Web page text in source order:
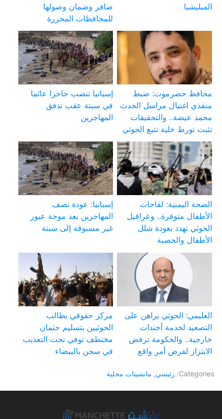
الميليشيا
صافر وضمان وصولها
للمحافظات المحررة
محافظ حضرموت: ضبط
منفذي اغتيال مراسل الحدث
محمد عيضة.. والتحقيقات
تثبت تورط خلية تتبع الحوثي
إسبانيا تنصب حاجزا عائما
في سبتة عقب تدفق
المهاجرين
الصحة اليمنية: لقاحات
الأطفال متوفرة.. وعراقيل
الحوثي تهدد بعودة شلل
الأطفال والحصبة
إسبانيا: عودة نصف
المهاجرين بعد موجة عبور
غير مسبوقة إلى سبتة
العليمي: الحوثي يراهن على
التصعيد لخدمة أجندات
خارجية.. والحكومة ترفض
الابتزاز لفرض أمر واقع
مركز حقوقي يطالب
الحوثيين بتسليم جثمان
مختطف توفي تحت التعذيب
في سجن بالبيضاء
Categories: رئيسي, مانشيتات محلية